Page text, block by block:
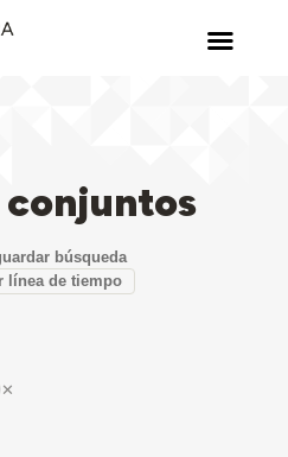
búsqueda
línea de tiempo